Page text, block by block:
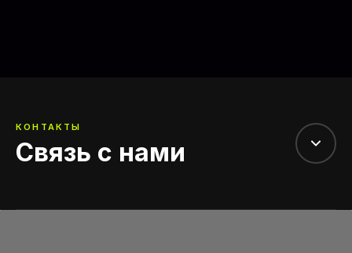
КОНТАКТЫ
Связь с нами